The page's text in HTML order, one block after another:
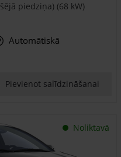
piedziņa) (68 kW)
Automātiskā
Pievienot salīdzināšanai
Noliktavā